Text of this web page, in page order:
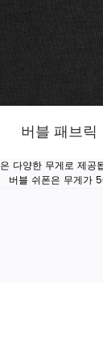
버블 패브릭
다양한 무게로 제공
버블 쉬폰은 무게가